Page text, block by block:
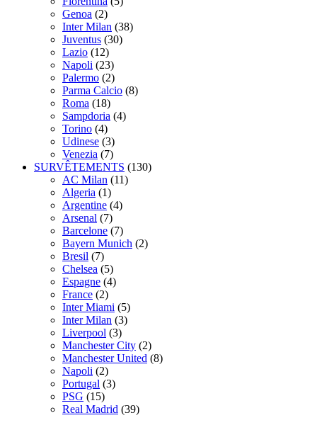
Genoa (2)
Inter Milan (38)
Juventus (30)
Lazio (12)
Napoli (23)
Palermo (2)
Parma Calcio (8)
Roma (18)
Sampdoria (4)
Torino (4)
Udinese (3)
Venezia (7)
SURVÊTEMENTS (130)
AC Milan (11)
Algeria (1)
Argentine (4)
Arsenal (7)
Barcelone (7)
Bayern Munich (2)
Bresil (7)
Chelsea (5)
Espagne (4)
France (2)
Inter Miami (5)
Inter Milan (3)
Liverpool (3)
Manchester City (2)
Manchester United (8)
Napoli (2)
Portugal (3)
PSG (15)
Real Madrid (39)